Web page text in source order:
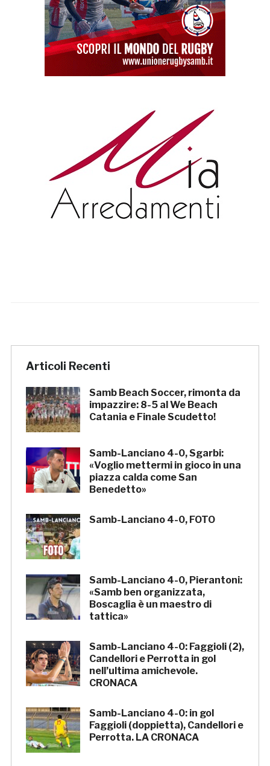
Articoli Recenti
Samb Beach Soccer, rimonta da
impazzire: 8-5 al We Beach
Catania e Finale Scudetto!
Samb-Lanciano 4-0, Sgarbi:
«Voglio mettermi in gioco in una
piazza calda come San
Benedetto»
Samb-Lanciano 4-0, FOTO
Samb-Lanciano 4-0, Pierantoni:
«Samb ben organizzata,
Boscaglia è un maestro di
tattica»
Samb-Lanciano 4-0: Faggioli (2),
Candellori e Perrotta in gol
nell’ultima amichevole.
CRONACA
Samb-Lanciano 4-0: in gol
Faggioli (doppietta), Candellori e
Perrotta. LA CRONACA